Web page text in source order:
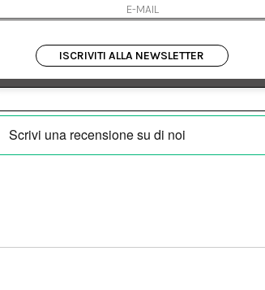
Condizioni di vendita
Spedizione
Facebook Instagram
ISCRIVITI ALLA NEWSLETTER